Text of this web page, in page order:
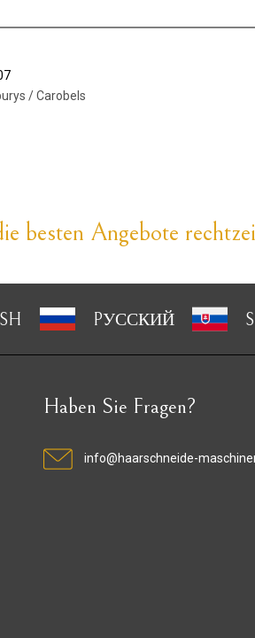
/ Carobels
besten Angebote
PУССКИЙ
Haben Sie Fragen?
info@haarschneide-